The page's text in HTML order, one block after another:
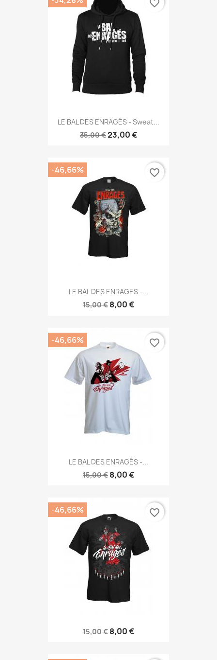
LE BAL DES ENRAGÉS - Sweat...
35,00 €23,00 €
favorite_border
LE BAL DES ENRAGES -...
15,00 € 8,00 €
-46,66% favorite_border
LE BAL DES ENRAGÉS -...
15,00 € 8,00 €
-46,66% favorite_border
15,00 € 8,00 €
-46,66% favorite_border